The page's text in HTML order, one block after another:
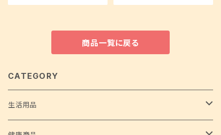
商品一覧に戻る
CATEGORY
生活用品